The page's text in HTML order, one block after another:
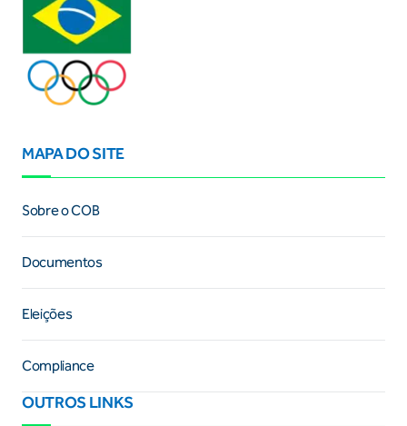
MAPA DO SITE
Sobre o COB
Documentos
Eleições
Compliance
OUTROS LINKS